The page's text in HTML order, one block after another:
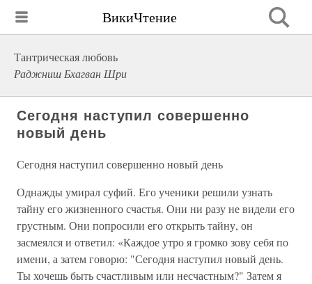
ВикиЧтение
Тантрическая любовь
Раджниш Бхагван Шри
Сегодня наступил совершенно
новый день
Сегодня наступил совершенно новый день
Однажды умирал суфий. Его ученики решили узнать
тайну его жизненного счастья. Они ни разу не видели его
грустным. Они попросили его открыть тайну, он
засмеялся и ответил: «Каждое утро я громко зову себя по
имени, а затем говорю: "Сегодня наступил новый день.
Ты хочешь быть счастливым или несчастным?" Затем я